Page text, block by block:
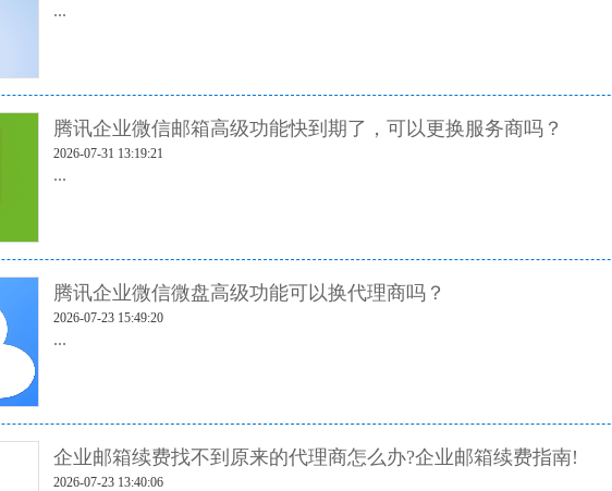
...
腾讯企业微信邮箱高级功能‌快到期了，可以更换服务商吗？
2026-07-31 13:19:21
...
腾讯企业微信微盘高级功能可以换代理商吗？
2026-07-23 15:49:20
...
企业邮箱续费找不到原来的代理商怎么办?企业邮箱续费指南!
2026-07-23 13:40:06